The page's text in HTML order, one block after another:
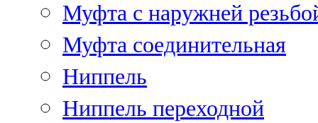
Муфта с наружней
Муфта соединительная
Ниппель
Ниппель переходной